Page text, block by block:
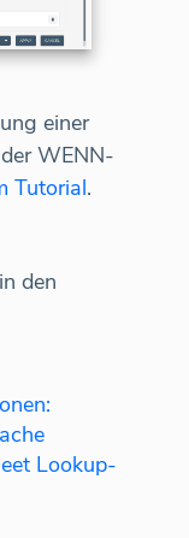
einer
WENN-
Tutorial.
den
Lookup-